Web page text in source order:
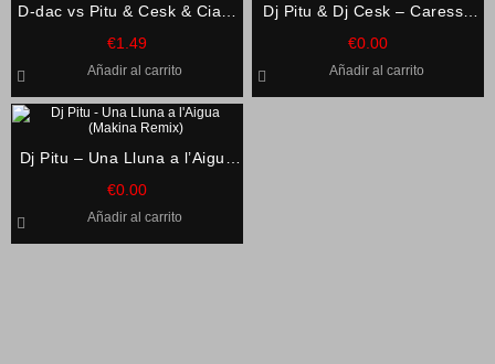
D-dac vs Pitu & Cesk & Cia –
Welcome to the future
€1.49
Añadir al carrito
Dj Pitu & Dj Cesk – Caresse
Sur L’Ocean
€0.00
Añadir al carrito
Dj Pitu – Una Lluna a l’Aigua
(Makina Remix)
€0.00
Añadir al carrito